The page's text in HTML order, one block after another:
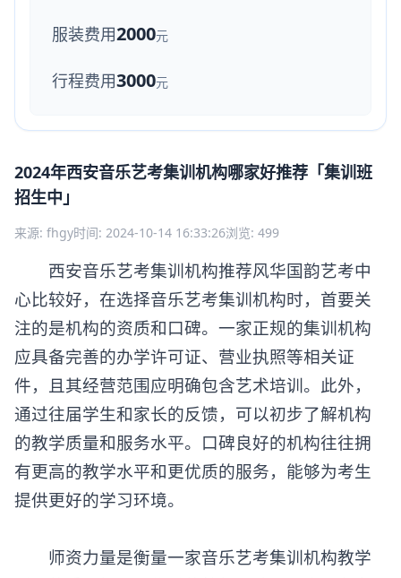
服装费用2000元
行程费用3000元
2024年西安音乐艺考集训机构哪家好推荐「集训班
招生中」
来源: fhgy时间: 2024-10-14 16:33:26浏览: 499
西安音乐艺考集训机构推荐风华国韵艺考中
心比较好，在选择音乐艺考集训机构时，首要关
注的是机构的资质和口碑。一家正规的集训机构
应具备完善的办学许可证、营业执照等相关证
件，且其经营范围应明确包含艺术培训。此外，
通过往届学生和家长的反馈，可以初步了解机构
的教学质量和服务水平。口碑良好的机构往往拥
有更高的教学水平和更优质的服务，能够为考生
提供更好的学习环境。
师资力量是衡量一家音乐艺考集训机构教学